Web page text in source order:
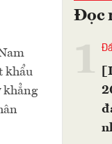
khẩu
khẳng
Đọc